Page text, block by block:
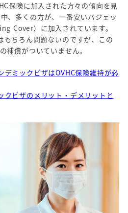
保険に加入された方々の傾向を見
、多くの方が、一番安いバジェッ
Cover）に加入されています。
もちろん問題ないのですが、この
補償がついていません。
デミックビザはOVHC保険維持が必
クビザのメリット・デメリットと